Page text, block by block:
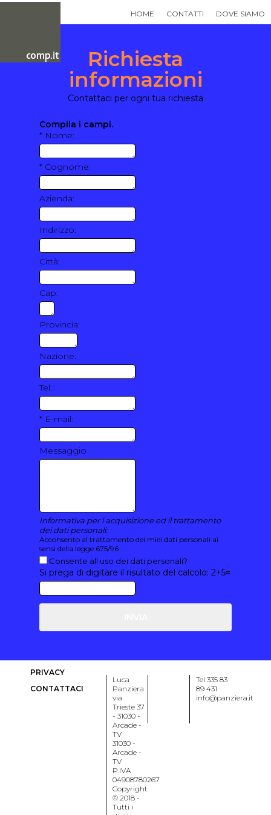
HOME CONTATTI DOVE SIAMO
Richiesta
informazioni
Contattaci per ogni tua richiesta
Compila i campi.
* Nome:
* Cognome:
Azienda:
Indirizzo:
Città:
Cap:
Provincia:
Nazione:
Tel:
* E-mail:
Messaggio
Informativa per l acquisizione ed il trattamento
dei dati personali:
Acconsento al trattamento dei miei dati personali ai
sensi della legge 675/96
Consente all uso dei dati personali?
Si prega di digitare il risultato del calcolo: 2+5=
PRIVACY
CONTATTACI
Luca
Panziera
via
Trieste 37
- 31030 -
Arcade -
TV
31030 -
Arcade -
TV
P.IVA
04908780267
Tel 335 83
89 431
info@panziera.it
Copyright
© 2018 -
Tutti i